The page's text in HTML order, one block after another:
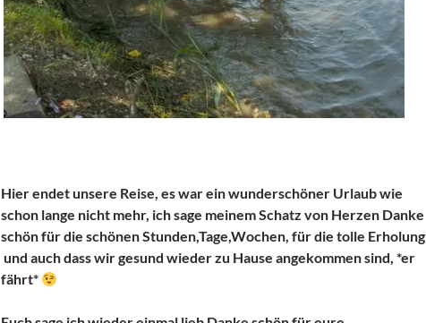
Hier endet unsere Reise, es war ein wunderschöner Urlaub wie
schon lange nicht mehr, ich sage meinem Schatz von Herzen Danke
schön für die schönen Stunden,Tage,Wochen, für die tolle Erholung
und auch dass wir gesund wieder zu Hause angekommen sind, *er
fährt*